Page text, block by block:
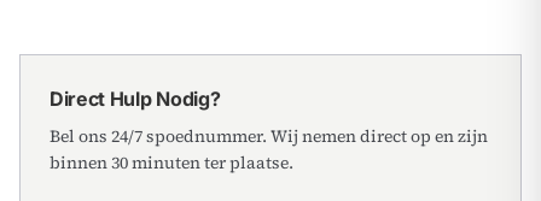
Direct Hulp Nodig?
Bel ons 24/7 spoednummer. Wij nemen direct op en zijn
binnen 30 minuten ter plaatse.